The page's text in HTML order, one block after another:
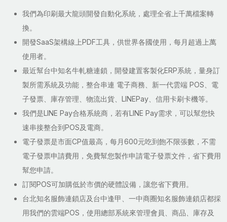
我們為印刷最大龍頭開發自動化系統，處理全省上千萬檔案轉
換。
開發SaaS架構線上PDF工具，供世界各國使用，每月超過上萬
使用者。
最近幫台中知名牛軋糖連鎖，開發建置客製化ERP系統，量身訂
製所需系統及功能，整合串連 電子商務、新一代雲端 POS、電
子發票、庫存管理、物流出貨、LINEPay、信用卡刷卡機等。
我們是LINE Pay合格系統商，若有LINE Pay需求，可以幫您快
速串接整合到POS及電商。
電子發票是市面CP值最高，每月600元吃到飽不限張數，不需
電子發票申請費用，免費幫您製作申請電子發票文件，省下費用
幫您申請。
訂閱POS可加購低於市價的硬體設備，讓您省下費用。
台北知名服飾連鎖店及台中逢甲、一中商圈知名服飾連鎖店都採
用我們的雲端POS，使用總部系統來管理會員、商品、庫存及